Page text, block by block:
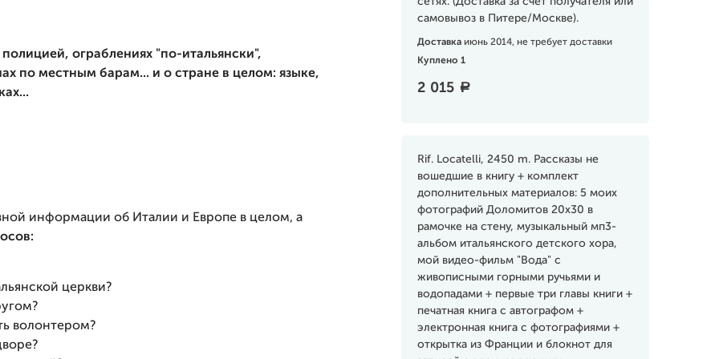
самовывоз в Питере/Москве).
Доставка июнь 2014, не требует доставки
Куплено 1
2 015 a
Rif. Locatelli, 2450 m. Рассказы не
вошедшие в книгу + комплект
дополнительных материалов: 5 моих
фотографий Доломитов 20х30 в
рамочке на стену, музыкальный мп3-
альбом итальянского детского хора,
мой видео-фильм "Вода" с
живописными горными ручьями и
водопадами + первые три главы книги +
печатная книга с автографом +
электронная книга с фотографиями +
открытка из Франции и блокнот для
ограблениях "по-итальянски",
по местным барам... и о стране в целом: языке,
информации об Италии и Европе в целом, а
церкви?
волонтером?